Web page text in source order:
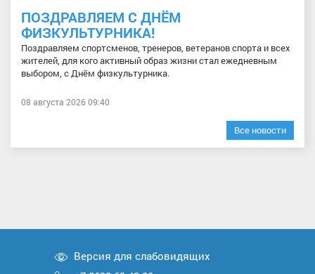
ПОЗДРАВЛЯЕМ С ДНЁМ
ФИЗКУЛЬТУРНИКА!
Поздравляем спортсменов, тренеров, ветеранов спорта и всех
жителей, для кого активный образ жизни стал ежедневным
выбором, с Днём физкультурника.
08 августа 2026 09:40
Все новости
Версия для слабовидящих